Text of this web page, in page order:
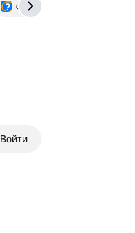
otvet.mail.ru
Войти